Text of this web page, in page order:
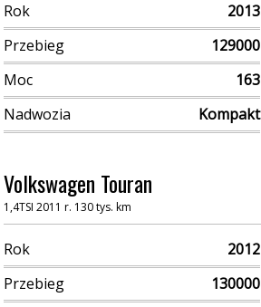
Rok 2013
Przebieg
129000
Moc
163
Nadwozia
Kompakt
Volkswagen Touran
1,4TSI 2011 r. 130 tys. km
Rok 2012
Przebieg
130000